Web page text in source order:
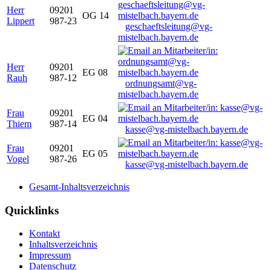
Herr
Lippert
09201
987-23
OG 14
geschaeftsleitung@vg-
mistelbach.bayern.de
Herr
Rauh
09201
987-12
EG 08
ordnungsamt@vg-
mistelbach.bayern.de
Frau
Thiem
09201
987-14
EG 04
kasse@vg-mistelbach.bayern.de
Frau
Vogel
09201
987-26
EG 05
kasse@vg-mistelbach.bayern.de
Gesamt-Inhaltsverzeichnis
Quicklinks
Kontakt
Inhaltsverzeichnis
Impressum
Datenschutz